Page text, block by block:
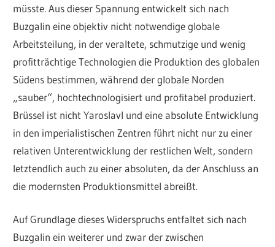
müsste. Aus dieser Spannung entwickelt sich nach
Buzgalin eine objektiv nicht notwendige globale
Arbeitsteilung, in der veraltete, schmutzige und wenig
profitträchtige Technologien die Produktion des globalen
Südens bestimmen, während der globale Norden
„sauber“, hochtechnologisiert und profitabel produziert.
Brüssel ist nicht Yaroslavl und eine absolute Entwicklung
in den imperialistischen Zentren führt nicht nur zu einer
relativen Unterentwicklung der restlichen Welt, sondern
letztendlich auch zu einer absoluten, da der Anschluss an
die modernsten Produktionsmittel abreißt.
Auf Grundlage dieses Widerspruchs entfaltet sich nach
Buzgalin ein weiterer und zwar der zwischen